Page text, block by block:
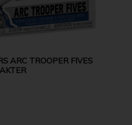
ARC TROOPER FIVES